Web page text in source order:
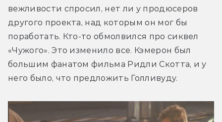
вежливости спросил, нет ли у продюсеров
другого проекта, над которым он мог бы
поработать. Кто-то обмолвился про сиквел
«Чужого». Это изменило все. Кэмерон был
большим фанатом фильма Ридли Скотта, и у
него было, что предложить Голливуду.